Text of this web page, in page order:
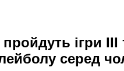
ігри III
серед